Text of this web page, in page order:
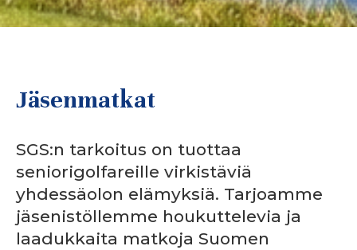
Jäsenmatkat
SGS:n tarkoitus on tuottaa
seniorigolfareille virkistäviä
yhdessäolon elämyksiä. Tarjoamme
jäsenistöllemme houkuttelevia ja
laadukkaita matkoja Suomen